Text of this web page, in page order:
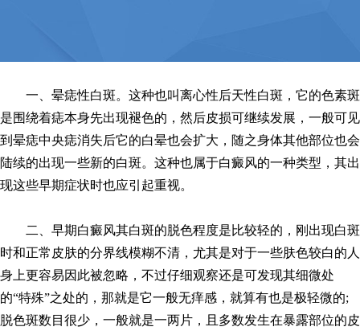
一、晕痣性白斑。这种也叫离心性后天性白斑，它的色素斑
是围绕着痣本身先出现褪色的，然后皮损可继续发展，一般可见
到晕痣中央痣消失后它的白晕也会扩大，随之身体其他部位也会
陆续的出现一些新的白斑。这种也属于白癜风的一种类型，其出
现这些早期症状时也应引起重视。
二、早期白癜风其白斑的脱色程度是比较轻的，刚出现白斑
时和正常皮肤的分界线模糊不清，尤其是对于一些肤色较白的人
身上更容易因此被忽略，不过仔细观察还是可发现其细微处
的“特殊”之处的，那就是它一般无痒感，就算有也是极轻微的;
脱色斑数目很少，一般就是一两片，且多数发生在暴露部位的皮